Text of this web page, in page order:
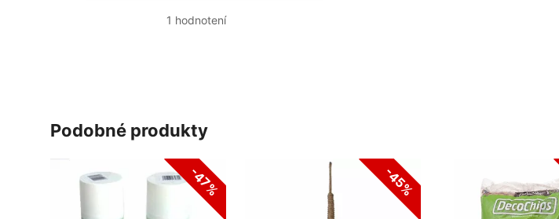
1 hodnotení
podobné produkty
-47% -45%